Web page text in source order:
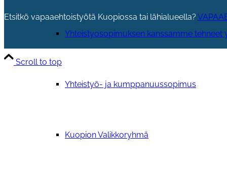
Yhteistyosopimuksen kanssamme tehneet
Yhteistyö- ja kumppanuussopimus
Kuopion Valikkoryhmä
Etsitkö vapaaehtoistyötä Kuopiossa tai lähialueella?
Scroll to top